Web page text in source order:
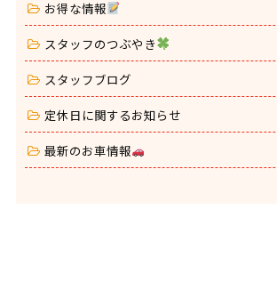
お得な情報
スタッフのつぶやき
スタッフブログ
定休日に関するお知らせ
最新のお車情報